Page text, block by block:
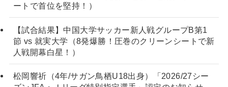
ートで首位を堅持！）
【試合結果】中国大学サッカー新人戦グループB第1
節 vs 就実大学（8発爆勝！圧巻のクリーンシートで新
人戦開幕白星！）
松岡響祈（4年/サガン鳥栖U18出身）「2026/27シー